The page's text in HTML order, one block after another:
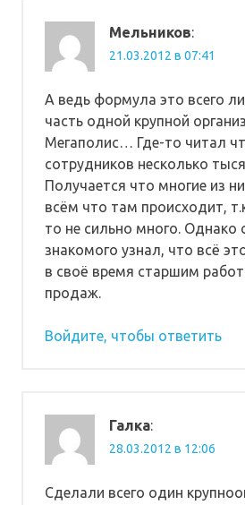
Мельников:
21.03.2012 в 07:41
А ведь формула это всего
часть одной крупной
Мегаполис… Где-то читал
сотрудников несколько
Получается что многие из
всём что там происходит,
то не сильно много. Однако
знакомого узнал, что всё
в своё время старшим
продаж.
Войдите, чтобы ответить
Галка:
28.03.2012 в 12:06
Сделали всего один